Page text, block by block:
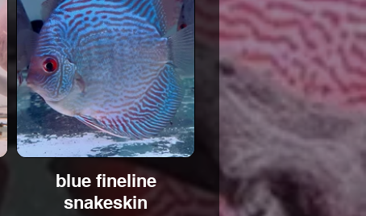
blue fineline
snakeskin